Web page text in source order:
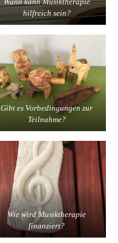
Wann kann Musiktherapie
hilfreich sein?
Gibt es Vorbedingungen zur
Teilnahme?
Wie wird Musiktherapie
finanziert?